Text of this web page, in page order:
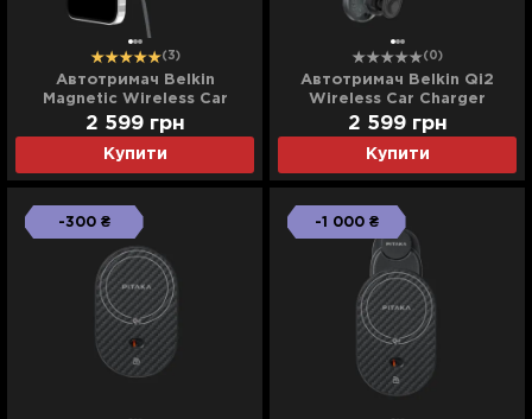
(3)
Автотримач Belkin
Magnetic Wireless Car
Charger Qi2 (White)
Купити
2 599 грн
(0)
Автотримач Belkin Qi2
Wireless Car Charger
(дефлектор/панель) +
USB-C 27Вт (Black)
Купити
2 599 грн
-300 ₴ -1 000 ₴